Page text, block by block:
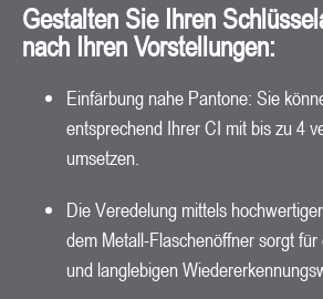
Gestalten Sie Ihren
nach Ihren Vorstellungen:
Einfärbung nahe Pantone: Sie
entsprechend Ihrer CI mit bis zu 4
umsetzen.
Die Veredelung mittels
dem Metall-Flaschenöffner sorgt
und langlebigen